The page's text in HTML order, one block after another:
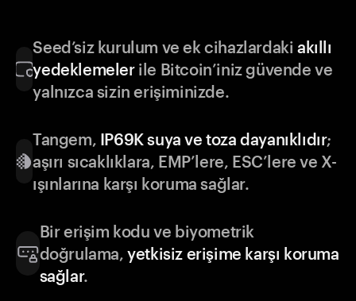
Seed’siz kurulum ve ek cihazlardakiakıllı
yedeklemelerile Bitcoin’iniz güvende ve
yalnızca sizin erişiminizde.
Tangem, IP69K suya ve toza dayanıklıdır;
aşırı sıcaklıklara, EMP’lere, ESC’lere ve X-
ışınlarına karşı koruma sağlar.
Bir erişim kodu ve biyometrik
doğrulama,yetkisiz erişime karşı koruma
sağlar.